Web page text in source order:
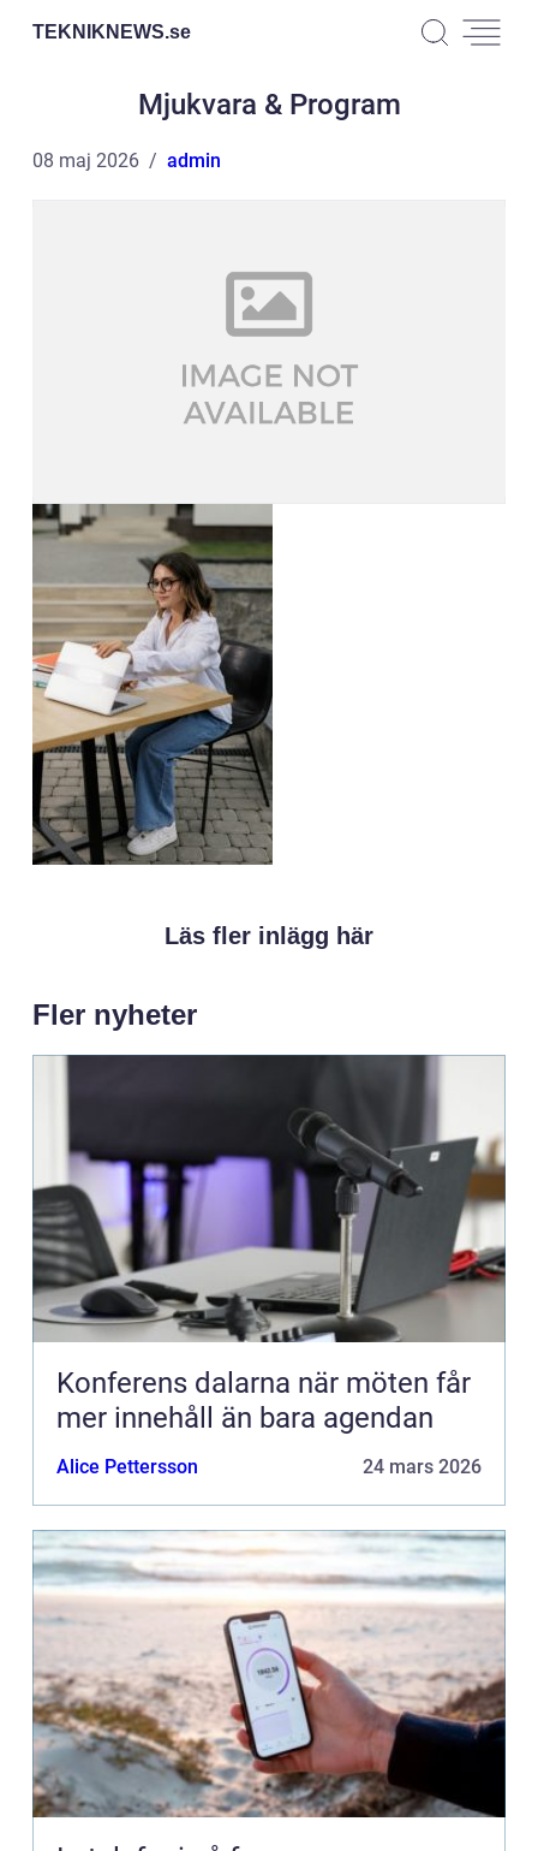
TEKNIKNEWS.se
Mjukvara & Program
08 maj 2026 admin
Läs fler inlägg här
Fler nyheter
Konferens dalarna när möten får
mer innehåll än bara agendan
Alice Pettersson 24 mars 2026